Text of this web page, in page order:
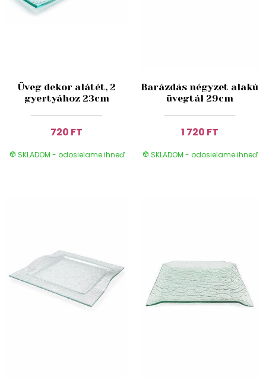
Üveg dekor alátét, 2
gyertyához 23cm
720 FT
SKLADOM - odosielame ihneď
Barázdás négyzet alakú
üvegtál 29cm
1 720 FT
SKLADOM - odosielame ihneď